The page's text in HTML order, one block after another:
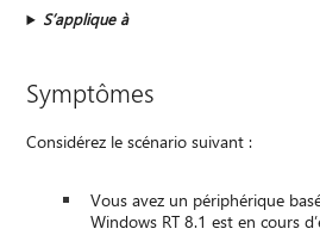
S’applique à
Symptômes
Considérez le scénario suivant :
Vous avez un périphérique
Windows RT 8.1 est en cours